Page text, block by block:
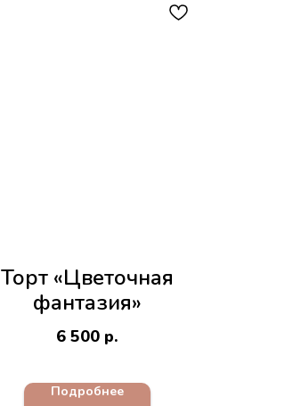
Торт «Цветочная
фантазия»
6 500 р.
Подробнее